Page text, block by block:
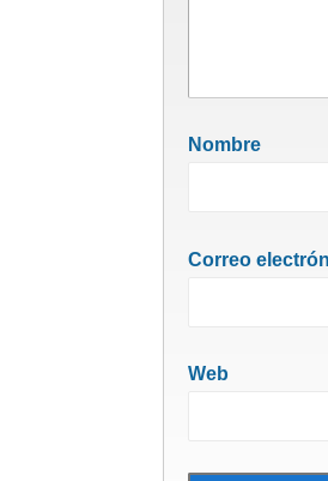
Nombre
Correo
Web